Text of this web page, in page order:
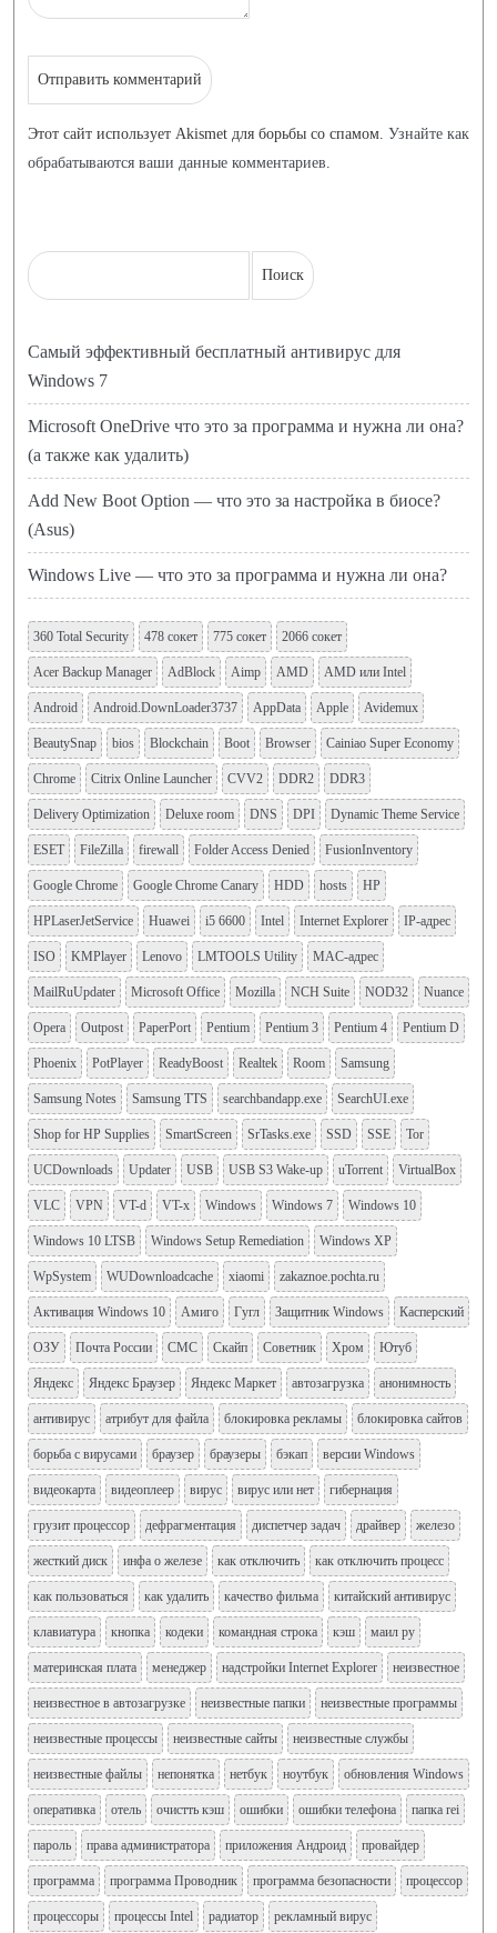
Этот сайт использует Akismet для борьбы со спамом. Узнайте как
обрабатываются ваши данные комментариев.
Самый эффективный бесплатный антивирус для
Windows 7
Microsoft OneDrive что это за программа и нужна ли она?
(а также как удалить)
Add New Boot Option — что это за настройка в биосе?
(Asus)
Windows Live — что это за программа и нужна ли она?
360 Total Security 478 сокет 775 сокет 2066 сокет
Acer Backup Manager AdBlock Aimp AMD AMD или Intel
Android Android.DownLoader3737 AppData Apple Avidemux
BeautySnap bios Blockchain Boot Browser Cainiao Super Economy
Chrome Citrix Online Launcher CVV2 DDR2 DDR3
Delivery Optimization Deluxe room DNS DPI Dynamic Theme Service
ESET FileZilla firewall Folder Access Denied FusionInventory
Google Chrome Google Chrome Canary HDD hosts HP
HPLaserJetService Huawei i5 6600 Intel Internet Explorer IP-адрес
ISO KMPlayer Lenovo LMTOOLS Utility MAC-адрес
MailRuUpdater Microsoft Office Mozilla NCH Suite NOD32 Nuance
Opera Outpost PaperPort Pentium Pentium 3 Pentium 4 Pentium D
Phoenix PotPlayer ReadyBoost Realtek Room Samsung
Samsung Notes Samsung TTS searchbandapp.exe SearchUI.exe
Shop for HP Supplies SmartScreen SrTasks.exe SSD SSE Tor
UCDownloads Updater USB USB S3 Wake-up uTorrent VirtualBox
VLC VPN VT-d VT-x Windows Windows 7 Windows 10
Windows 10 LTSB Windows Setup Remediation Windows XP
WpSystem WUDownloadcache xiaomi zakaznoe.pochta.ru
Активация Windows 10 Амиго Гугл Защитник Windows Касперский
ОЗУ Почта России СМС Скайп Советник Хром Ютуб
Яндекс Яндекс Браузер Яндекс Маркет автозагрузка анонимность
антивирус атрибут для файла блокировка рекламы блокировка сайтов
борьба с вирусами браузер браузеры бэкап версии Windows
видеокарта видеоплеер вирус вирус или нет гибернация
грузит процессор дефрагментация диспетчер задач драйвер железо
жесткий диск инфа о железе как отключить как отключить процесс
как пользоваться как удалить качество фильма китайский антивирус
клавиатура кнопка кодеки командная строка кэш маил ру
материнская плата менеджер надстройки Internet Explorer неизвестное
неизвестное в автозагрузке неизвестные папки неизвестные программы
неизвестные процессы неизвестные сайты неизвестные службы
неизвестные файлы непонятка нетбук ноутбук обновления Windows
оперативка отель очистть кэш ошибки ошибки телефона папка rei
пароль права администратора приложения Андроид провайдер
программа программа Проводник программа безопасности процессор
процессоры процессы Intel радиатор рекламный вирус